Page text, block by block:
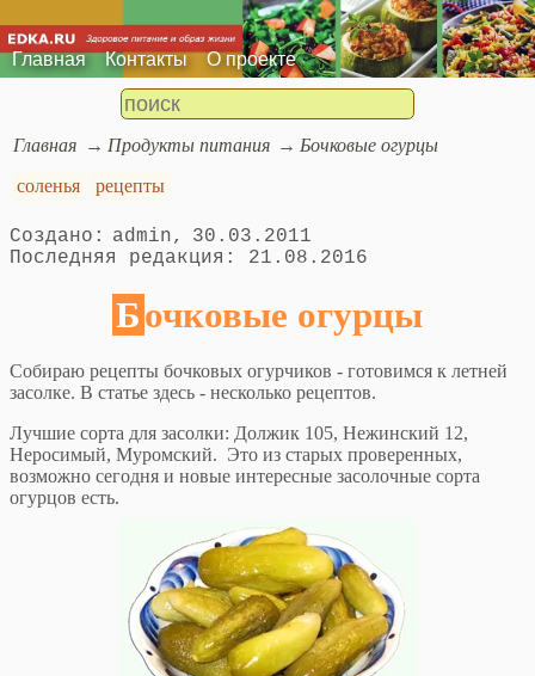
Главная Контакты О проекте
Главная Продукты питания
Бочковые огурцы
соленья
рецепты
admin
30.03.2011
21.08.2016
Бочковые огурцы
Собираю рецепты бочковых огурчиков - готовимся к летней
засолке. В статье здесь - несколько рецептов.
Лучшие сорта для засолки: Должик 105, Нежинский 12,
Неросимый, Муромский. Это из старых проверенных,
возможно сегодня и новые интересные засолочные сорта
огурцов есть.